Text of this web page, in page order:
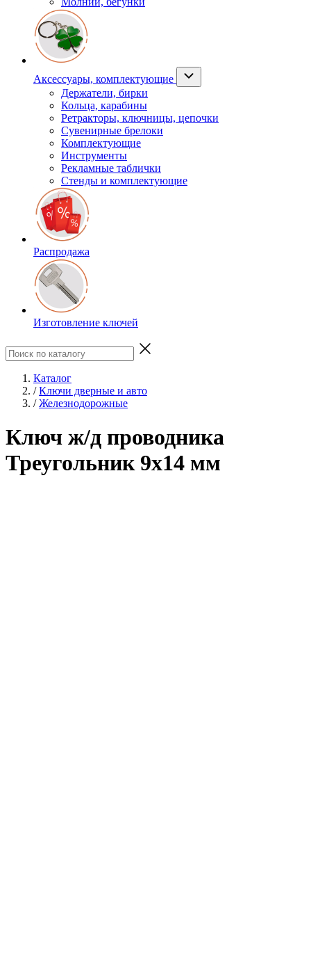
Аксессуары, комплектующие
Держатели, бирки
Кольца, карабины
Ретракторы, ключницы, цепочки
Сувенирные брелоки
Комплектующие
Инструменты
Рекламные таблички
Стенды и комплектующие
Распродажа
Изготовление ключей
Каталог
/ Ключи дверные и авто
/ Железнодорожные
Ключ ж/д проводника
Треугольник 9х14 мм